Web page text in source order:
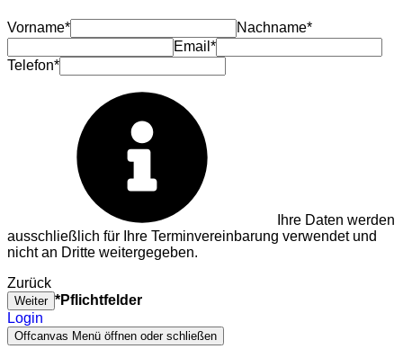
Vorname*
Nachname*
Email*
Telefon*
Ihre Daten werden
ausschließlich für Ihre Terminvereinbarung verwendet und
nicht an Dritte weitergegeben.
Zurück
Weiter *Pflichtfelder
Login
Offcanvas Menü öffnen oder schließen